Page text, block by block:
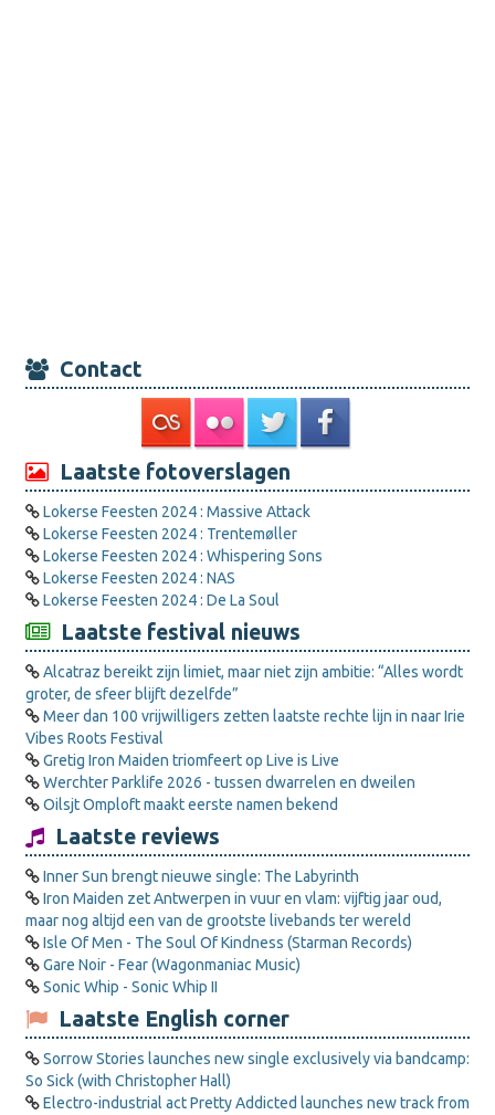
Contact
Laatste fotoverslagen
Lokerse Feesten 2024 : Massive Attack
Lokerse Feesten 2024 : Trentemøller
Lokerse Feesten 2024 : Whispering Sons
Lokerse Feesten 2024 : NAS
Lokerse Feesten 2024 : De La Soul
Laatste festival nieuws
Alcatraz bereikt zijn limiet, maar niet zijn ambitie: “Alles wordt
groter, de sfeer blijft dezelfde”
Meer dan 100 vrijwilligers zetten laatste rechte lijn in naar Irie
Vibes Roots Festival
Gretig Iron Maiden triomfeert op Live is Live
Werchter Parklife 2026 - tussen dwarrelen en dweilen
Oilsjt Omploft maakt eerste namen bekend
Laatste reviews
Inner Sun brengt nieuwe single: The Labyrinth
Iron Maiden zet Antwerpen in vuur en vlam: vijftig jaar oud,
maar nog altijd een van de grootste livebands ter wereld
Isle Of Men - The Soul Of Kindness (Starman Records)
Gare Noir - Fear (Wagonmaniac Music)
Sonic Whip - Sonic Whip II
Laatste English corner
Sorrow Stories launches new single exclusively via bandcamp:
So Sick (with Christopher Hall)
Electro-industrial act Pretty Addicted launches new track from